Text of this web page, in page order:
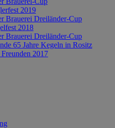
2019
Brauerei Dreiländer-Cup
2018
Brauerei Dreiländer-Cup
65 Jahre Kegeln in Rositz
2017